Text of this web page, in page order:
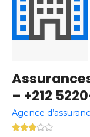
– +212
Agence